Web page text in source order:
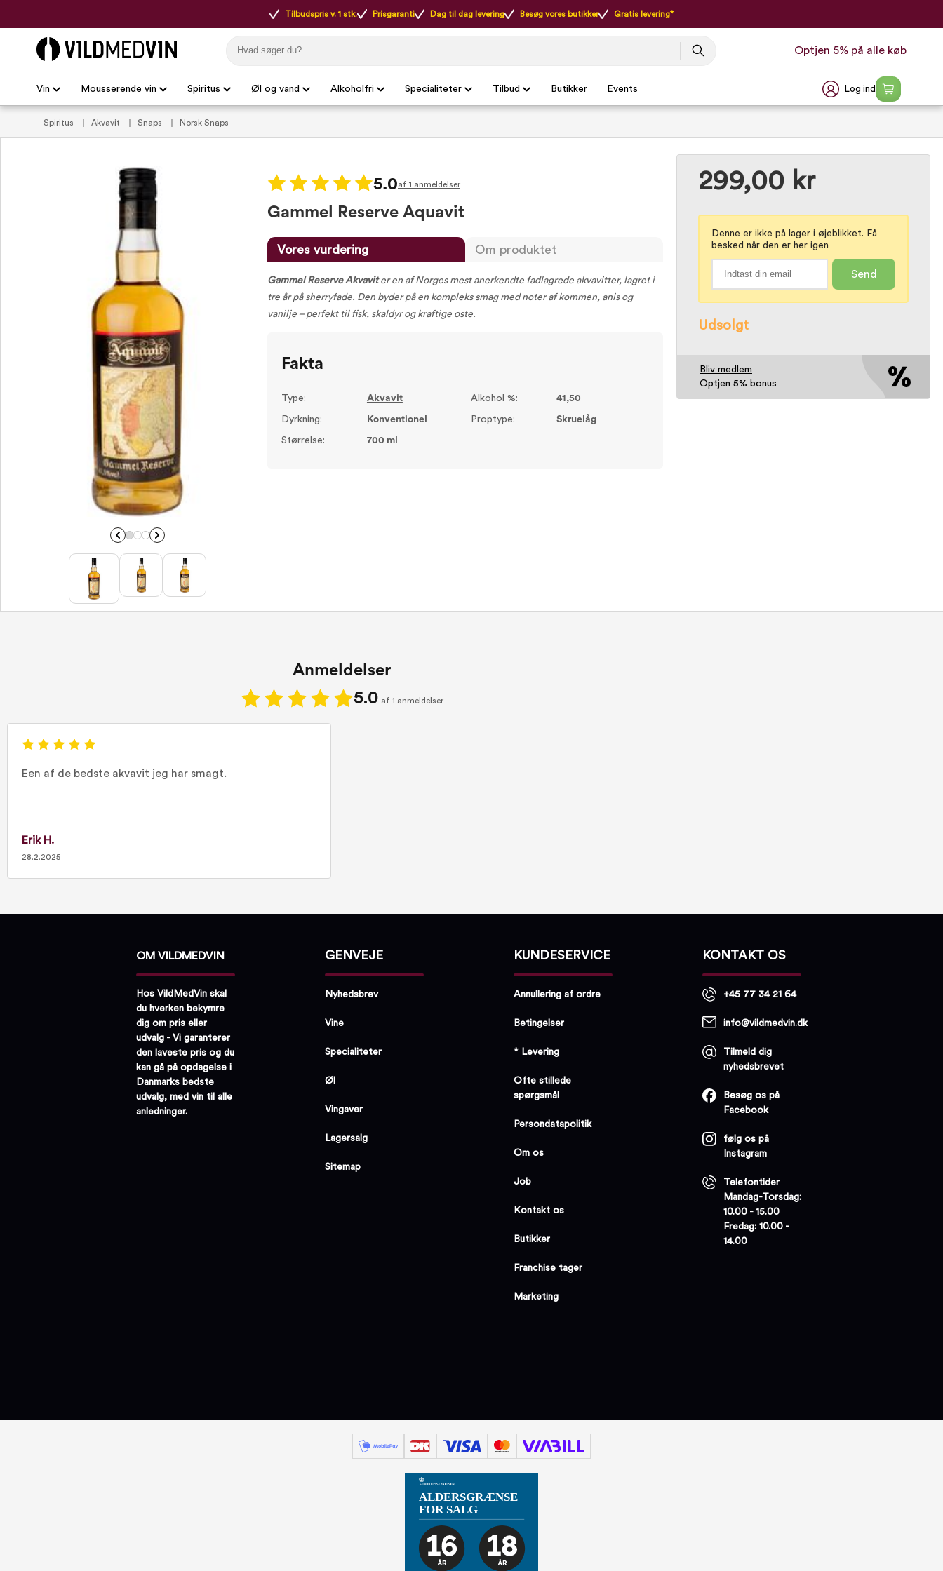
Tilbudspris v. 1 stk. Prisgaranti Dag til dag levering Besøg vores butikker Gratis levering*
Optjen 5% på alle køb
Vin Mousserende vin Spiritus Øl og vand Alkoholfri Specialiteter Tilbud Butikker Events Log ind
Spiritus Akvavit Snaps Norsk Snaps
299,00 kr
Denne er ikke på lager i øjeblikket. Få
besked når den er her igen
Send
Udsolgt
Bliv medlem
Optjen 5% bonus
5.0af 1 anmeldelser
Gammel Reserve Aquavit
Vores vurdering Om produktet
Gammel Reserve Akvaviter en af Norges mest anerkendte fadlagrede akvavitter, lagret i
tre år på sherryfade. Den byder på en kompleks smag med noter af kommen, anis og
vanilje – perfekt til fisk, skaldyr og kraftige oste.
Fakta
Type: Akvavit
Dyrkning: Konventionel
Størrelse: 700 ml
Alkohol %: 41,50
Proptype: Skruelåg
Anmeldelser
5.0 af 1 anmeldelser
Een af de bedste akvavit jeg har smagt.
Erik H.
28.2.2025
OM VILDMEDVIN
Hos VildMedVin skal
du hverken bekymre
dig om pris eller
udvalg - Vi garanterer
den laveste pris og du
kan gå på opdagelse i
Danmarks bedste
udvalg, med vin til alle
anledninger.
GENVEJE
Nyhedsbrev
Vine
Specialiteter
Øl
Vingaver
Lagersalg
Sitemap
KUNDESERVICE
Annullering af ordre
Betingelser
* Levering
Ofte stillede
spørgsmål
Persondatapolitik
Om os
Job
Kontakt os
Butikker
Franchise tager
Marketing
KONTAKT OS
+45 77 34 21 64
info@vildmedvin.dk
Tilmeld dig
nyhedsbrevet
Besøg os på
Facebook
følg os på
Instagram
Telefontider
Mandag-Torsdag:
10.00 - 15.00
Fredag: 10.00 -
14.00